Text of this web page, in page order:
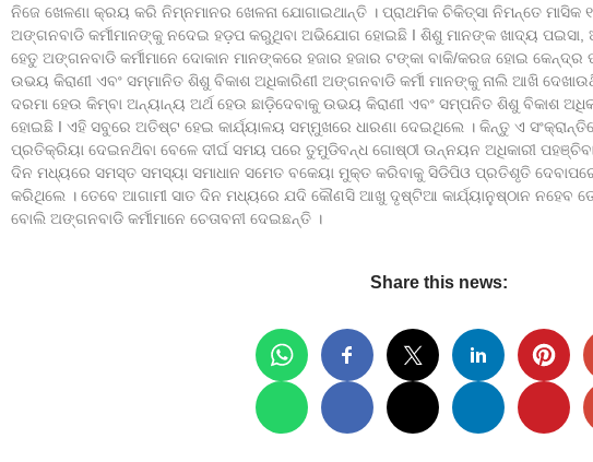
ନିଜେ ଖେଳଣା କ୍ରୟ କରି ନିମ୍ନମାନର ଖେଳନା ଯୋଗାଇଥାନ୍ତି । ପ୍ରାଥମିକ ଚିକିତ୍ସା ନିମନ୍ତେ
ଅଙ୍ଗନବାଡି କର୍ମୀମାନଙ୍କୁ ନଦେଇ ହଡ଼ପ କରୁଥିବା ଅଭିଯୋଗ ହୋଇଛି I ଶିଶୁ ମାନଙ୍କ ଖାଦ୍ୟ ପଇସା,
ହେତୁ ଅଙ୍ଗନବାଡି କର୍ମୀମାନେ ଦୋକାନ ମାନଙ୍କରେ ହଜାର ହଜାର ଟଙ୍କା ବାକି/କରଜ ହୋଇ କେନ୍ଦ୍ର
ଉଭୟ କିରାଣୀ ଏବଂ ସମ୍ମାନିତ ଶିଶୁ ବିକାଶ ଅଧିକାରିଣୀ ଅଙ୍ଗନବାଡି କର୍ମୀ ମାନଙ୍କୁ ନାଲି ଆଖି
ଦରମା ହେଉ କିମ୍ବା ଅନ୍ୟାନ୍ୟ ଅର୍ଥ ହେଉ ଛାଡ଼ିଦେବାକୁ ଉଭୟ କିରାଣୀ ଏବଂ ସମ୍ପନିତ ଶିଶୁ ବିକାଶ
ହୋଇଛି I ଏହି ସବୁରେ ଅତିଷ୍ଟ ହେଇ କାର୍ଯ୍ୟାଳୟ ସମ୍ମୁଖରେ ଧାରଣା ଦେଇଥିଲେ । କିନ୍ତୁ ଏ
ପ୍ରତିକ୍ରିୟା ଦେଇନଥ‌ିବା ବେଳେ ଦୀର୍ଘ ସମୟ ପରେ ତୁମୁଡିବନ୍ଧ ଗୋଷ୍ଠୀ ଉନ୍ନୟନ ଅଧିକାରୀ
ଦିନ ମଧ୍ୟରେ ସମସ୍ତ ସମସ୍ୟା ସମାଧାନ ସମେତ ବକେୟା ମୁକ୍ତ କରିବାକୁ ସିଡିପିଓ ପ୍ରତିଶୃତି
କରିଥିଲେ । ତେବେ ଆଗାମୀ ସାତ ଦିନ ମଧ୍ୟରେ ଯଦି କୌଣସି ଆଖୁ ଦୃଷ୍ଟିଆ କାର୍ଯ୍ୟାନୁଷ୍ଠାନ ନହେବ
ବୋଲି ଅଙ୍ଗନବାଡି କର୍ମୀମାନେ ଚେତାବନୀ ଦେଇଛନ୍ତି ।
Share this news: